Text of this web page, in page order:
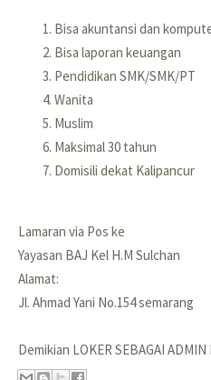
Bisa akuntansi dan
Bisa laporan keuangan
Pendidikan SMK/SMK/PT
Wanita
Muslim
Maksimal 30 tahun
Domisili dekat Kalipancur
Lamaran via Pos ke
Yayasan BAJ Kel H.M Sulchan
Alamat:
Jl. Ahmad Yani No.154 semarang
Demikian LOKER SEBAGAI ADMIN